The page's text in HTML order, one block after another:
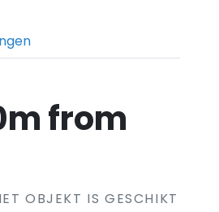
from
OBJEKT IS GESCHIKT